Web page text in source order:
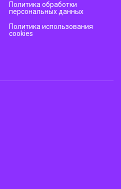
Политика обработки
персональных данных
Политика использования
cookies